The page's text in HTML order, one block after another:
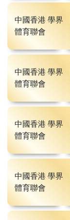
中國香港 學界
體育聯會
中國香港 學界
體育聯會
中國香港 學界
體育聯會
中國香港 學界
體育聯會